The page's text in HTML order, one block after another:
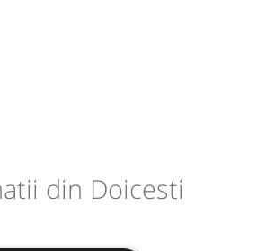
din Doicesti